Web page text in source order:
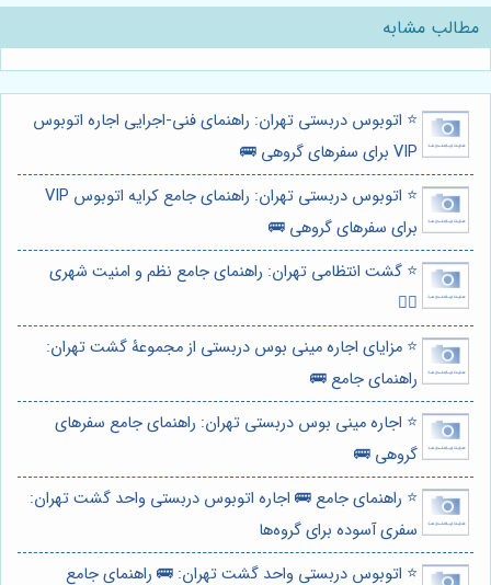
مطالب مشابه
⭐️ اتوبوس دربستی تهران: راهنمای فنی-اجرایی اجاره اتوبوس
VIP برای سفرهای گروهی 🚌
⭐️ اتوبوس دربستی تهران: راهنمای جامع کرایه اتوبوس VIP
برای سفرهای گروهی 🚌
⭐️ گشت انتظامی تهران: راهنمای جامع نظم و امنیت شهری
👮‍♂️
⭐️ مزایای اجاره مینی بوس دربستی از مجموعۀ گشت تهران:
راهنمای جامع 🚌
⭐️ اجاره مینی بوس دربستی تهران: راهنمای جامع سفرهای
گروهی 🚌
⭐️ راهنمای جامع 🚌 اجاره اتوبوس دربستی واحد گشت تهران:
سفری آسوده برای گروه‌ها
⭐️ اتوبوس دربستی واحد گشت تهران: 🚌 راهنمای جامع